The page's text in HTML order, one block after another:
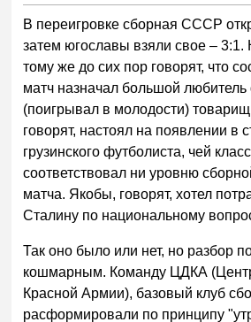
В переигровке сборная СССР
затем югославы взяли свое – 3:1.
тому же до сих пор говорят, что
матч назначал большой любитель
(поигрывал в молодости)
говорят, настоял на появлении в
грузинского футболиста, чей
соответствовал ни уровню
матча. Якобы, говорят, хотел
Сталину по национальному
Так оно было или нет, но разбор
кошмарным. Команду ЦДКА
Красной Армии), базовый клуб
расформировали по принципу